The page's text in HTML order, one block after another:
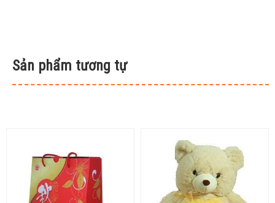
Sản phẩm tương tự